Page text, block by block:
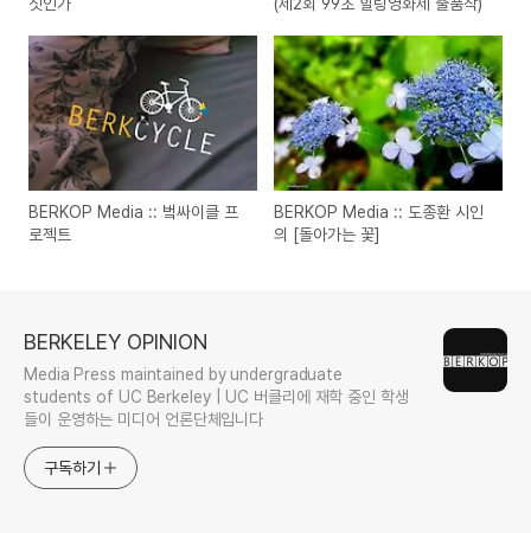
짓인가
(제2회 99초 힐링영화제 출품작)
BERKOP Media :: 벜싸이클 프
로젝트
BERKOP Media :: 도종환 시인
의 [돌아가는 꽃]
BERKELEY OPINION
Media Press maintained by undergraduate
students of UC Berkeley | UC 버클리에 재학 중인 학생
들이 운영하는 미디어 언론단체입니다
구독하기